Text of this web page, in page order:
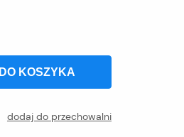
DO KOSZYKA
dodaj do przechowalni